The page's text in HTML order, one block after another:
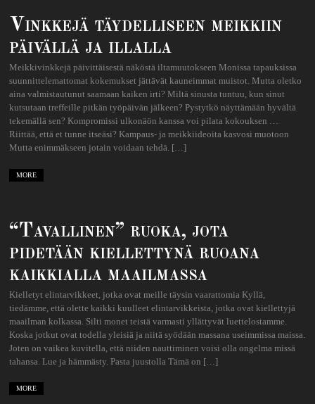
Vinkkejä täydelliseen meikkiin
päivällä ja illalla
Meikkivinkkejä päivittäisestä näköstä iltamuutokseen Monissa tapauksissa
suunnittelemattomat kokemukset jättävät kauneimmat muistot. Mutta oletko
aina valmistautunut saamaan kaiken irti? Miltä sinusta tuntuu, kun sinut
kutsutaan treffeille pitkän työpäivän jälkeen? Pystytkö näyttämään hyvältä
tekemällä sen? Kompromissi ulkonäön kanssa voi pilata kokouksen …
Riittää, että et tunne itseäsi? Kampaus- ja meikkiideoita kasvosi muotoon
Mutta enimmäkseen jotain voidaan tehdä. […]
MORE
“Tavallinen” ruoka, jota
pidetään kiellettynä ruoana
kaikkialla maailmassa
Kielletyt elintarvikkeet, jotka ovat meille täysin vaarattomia Kyllä,
tiedämme, että olette kaikki kuulleet elintarvikkeista, jotka ovat kiellettyjä
maailman kolkassa. Silti monet teistä varmasti yllättyvät luettelostamme.
Koska jotkut ovat todella yleisiä ja niitä syödään massana useimmissa maissa.
Joten on vaikea kuvitella, että niiden nauttiminen voisi olla ongelma missä
tahansa. Lue ja hämmästy. Pasta juustolla Tämä on […]
MORE